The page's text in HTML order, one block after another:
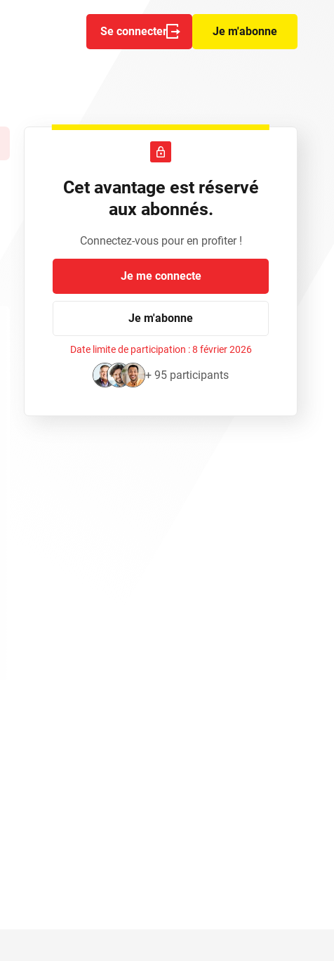
Se connecter Je m'abonne
Cet avantage est réservé
aux abonnés.
Connectez-vous pour en profiter !
Je me connecte
Je m'abonne
Date limite de participation : 8 février 2026
+ 95 participants